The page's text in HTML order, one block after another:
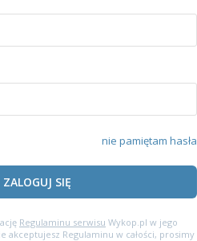
nie pamiętam hasła
ZALOGUJ SIĘ
Regulaminu serwisu Wykop.pl w jego
akceptujesz Regulaminu w całości, prosimy